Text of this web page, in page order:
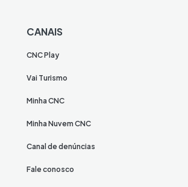
CANAIS
CNC Play
Vai Turismo
Minha CNC
Minha Nuvem CNC
Canal de denúncias
Fale conosco